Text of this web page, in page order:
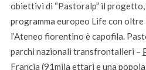
obiettivi di “Pastoralp” il
programma europeo Life con oltre
l’Ateneo fiorentino è capofila.
parchi nazionali transfrontalieri –
Francia (91mila ettari e una